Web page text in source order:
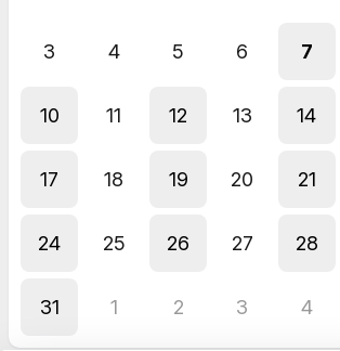
3 4 5 6 7
10 11 12 13 14
17 18 19 20 21
24 25 26 27 28
31 1 2 3 4